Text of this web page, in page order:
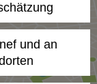
und an